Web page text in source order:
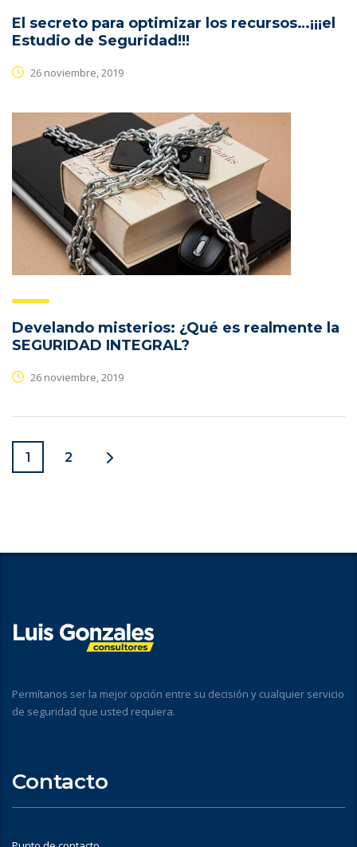
El secreto para optimizar los recursos…¡¡¡el
Estudio de Seguridad!!!
26 noviembre, 2019
Develando misterios: ¿Qué es realmente la
SEGURIDAD INTEGRAL?
26 noviembre, 2019
1 2
Permítanos ser la mejor opción entre su decisión y cualquier servicio
de seguridad que usted requiera.
Contacto